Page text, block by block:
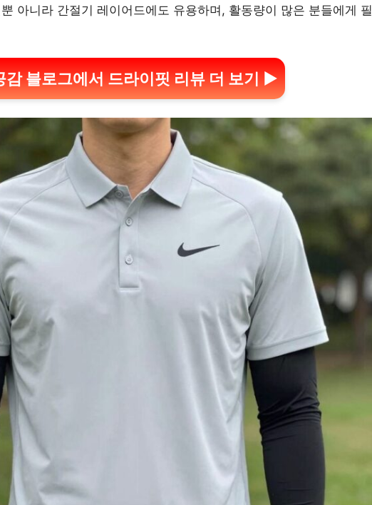
아니라 간절기 레이어드에도 유용하며, 활동량이 많은 분들에게 필
감 블로그에서 드라이핏 리뷰 더 보기 ▶